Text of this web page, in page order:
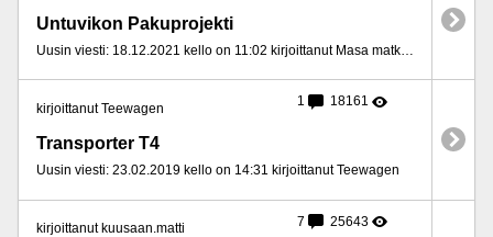
Untuvikon Pakuprojekti
Uusin viesti: 18.12.2021 kello on 11:02 kirjoittanut Masa matkailija
kirjoittanut Teewagen 1 18161
Transporter T4
Uusin viesti: 23.02.2019 kello on 14:31 kirjoittanut Teewagen
kirjoittanut kuusaan.matti 7 25643